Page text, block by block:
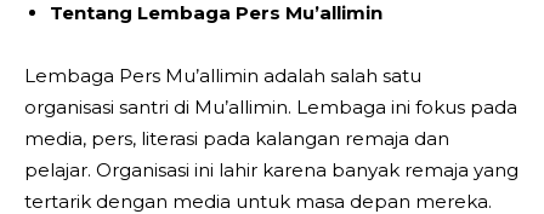
Tentang Lembaga Pers Mu’allimin
Lembaga Pers Mu’allimin adalah salah satu
organisasi santri di Mu’allimin. Lembaga ini fokus pada
media, pers, literasi pada kalangan remaja dan
pelajar. Organisasi ini lahir karena banyak remaja yang
tertarik dengan media untuk masa depan mereka.